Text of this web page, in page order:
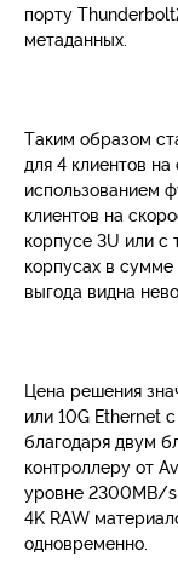
порту
метаданных.
Таким образом
для 4 клиентов
использованием
клиентов на
корпусе 3U или
корпусах в сумме
выгода видна
Цена решения
или 10G Ethernet
благодаря двум
контроллеру от
уровне 2300MB/s
4K RAW
одновременно.